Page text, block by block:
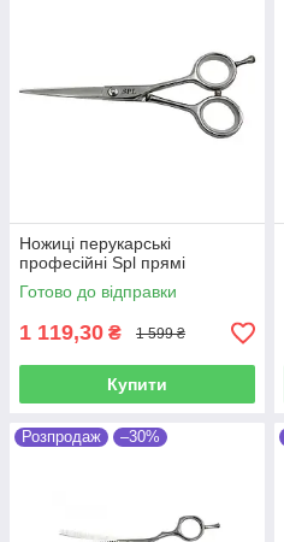
Ножиці перукарські
професійні Spl прямі
Готово до відправки
1 119,30 ₴ 1 599 ₴
Купити
Розпродаж –30%